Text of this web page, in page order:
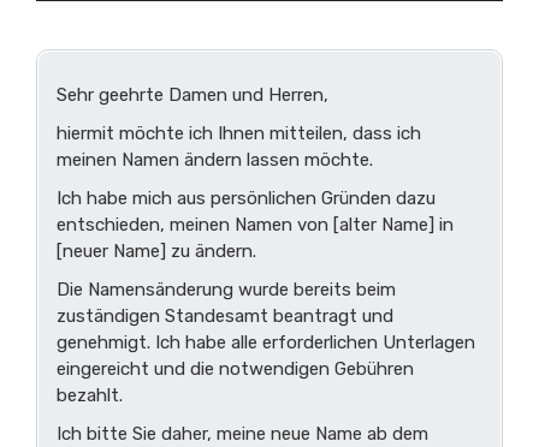
Sehr geehrte Damen und Herren,
hiermit möchte ich Ihnen mitteilen, dass ich
meinen Namen ändern lassen möchte.
Ich habe mich aus persönlichen Gründen dazu
entschieden, meinen Namen von [alter Name] in
[neuer Name] zu ändern.
Die Namensänderung wurde bereits beim
zuständigen Standesamt beantragt und
genehmigt. Ich habe alle erforderlichen Unterlagen
eingereicht und die notwendigen Gebühren
bezahlt.
Ich bitte Sie daher, meine neue Name ab dem